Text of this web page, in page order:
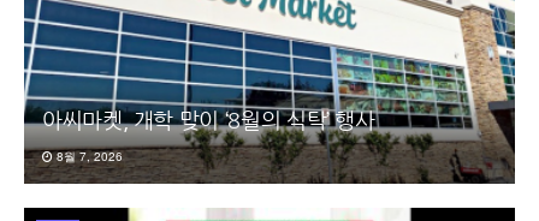
아씨마켓, 개학 맞이 ‘8월의 식탁’ 행사
8월 7, 2026